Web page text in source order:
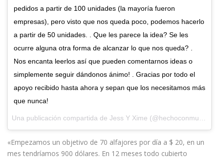
pedidos a partir de 100 unidades (la mayoría fueron
empresas), pero visto que nos queda poco, podemos hacerlo
a partir de 50 unidades. . Que les parece la idea? Se les
ocurre alguna otra forma de alcanzar lo que nos queda? .
Nos encanta leerlos así que pueden comentarnos ideas o
simplemente seguir dándonos ánimo! . Gracias por todo el
apoyo recibido hasta ahora y sepan que los necesitamos más
que nunca!
Una publicación compartida de Jess Y Xime (@hechoconmucho_amor) el
«Empezamos un objetivo de 70 alfajores por día a $ 20, en un
mes tendríamos 900 dólares. En 12 meses todo cubierto